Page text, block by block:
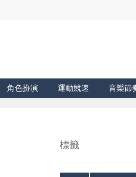
角色扮演 運動競速 音樂節
標籤